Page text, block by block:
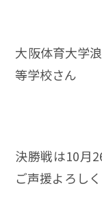
大阪体育大
等学校さん
決勝戦は10月
ご声援よろし